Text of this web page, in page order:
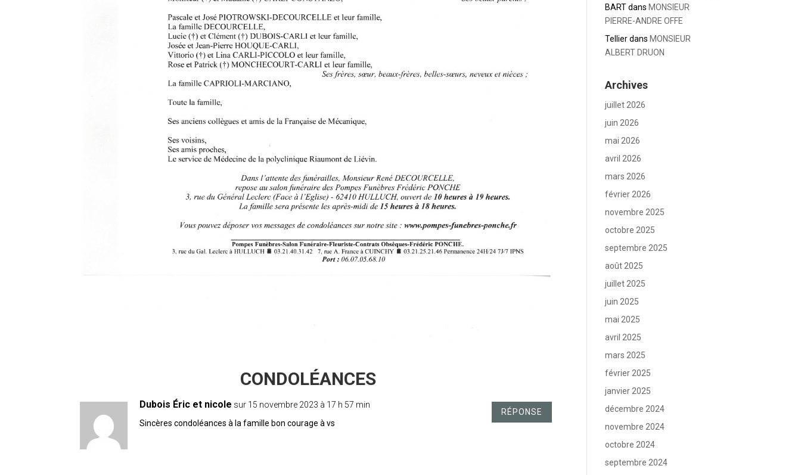
Dubois Éric et nicole sur 15 novembre 2023 à 17 h 57 min
Sincères condoléances à la famille bon courage à vs
RÉPONSE
BARTdans MONSIEUR
PIERRE-ANDRE OFFE
Tellierdans MONSIEUR
ALBERT DRUON
Archives
juillet 2026
juin 2026
mai 2026
avril 2026
mars 2026
février 2026
novembre 2025
octobre 2025
septembre 2025
août 2025
juillet 2025
juin 2025
mai 2025
avril 2025
mars 2025
février 2025
janvier 2025
décembre 2024
novembre 2024
octobre 2024
septembre 2024